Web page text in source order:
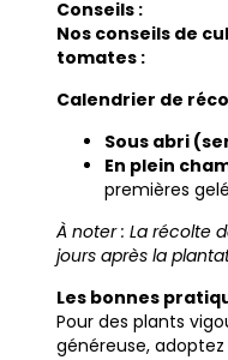
Conseils :
Nos conseils de
tomates :
Calendrier de
Sous abri
En plein
premières
À noter : La récolte
jours après la
Les bonnes
Pour des plants
généreuse,